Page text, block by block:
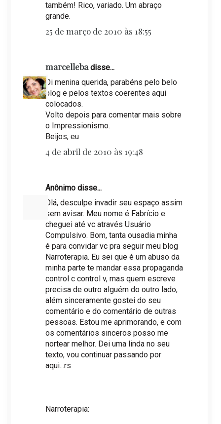
também! Rico, variado. Um abraço
grande.
25 de março de 2010 às 18:55
marcellebadisse...
Oi menina querida, parabéns pelo belo
blog e pelos textos coerentes aqui
colocados.
Volto depois para comentar mais sobre
o Impressionismo.
Beijos, eu
4 de abril de 2010 às 19:48
Anônimo disse...
Olá, desculpe invadir seu espaço assim
sem avisar. Meu nome é Fabrício e
cheguei até vc através Usuário
Compulsivo. Bom, tanta ousadia minha
é para convidar vc pra seguir meu blog
Narroterapia. Eu sei que é um abuso da
minha parte te mandar essa propaganda
control c control v, mas quem escreve
precisa de outro alguém do outro lado,
além sinceramente gostei do seu
comentário e do comentário de outras
pessoas. Estou me aprimorando, e com
os comentários sinceros posso me
nortear melhor. Dei uma linda no seu
texto, vou continuar passando por
aqui...rs
Narroterapia: